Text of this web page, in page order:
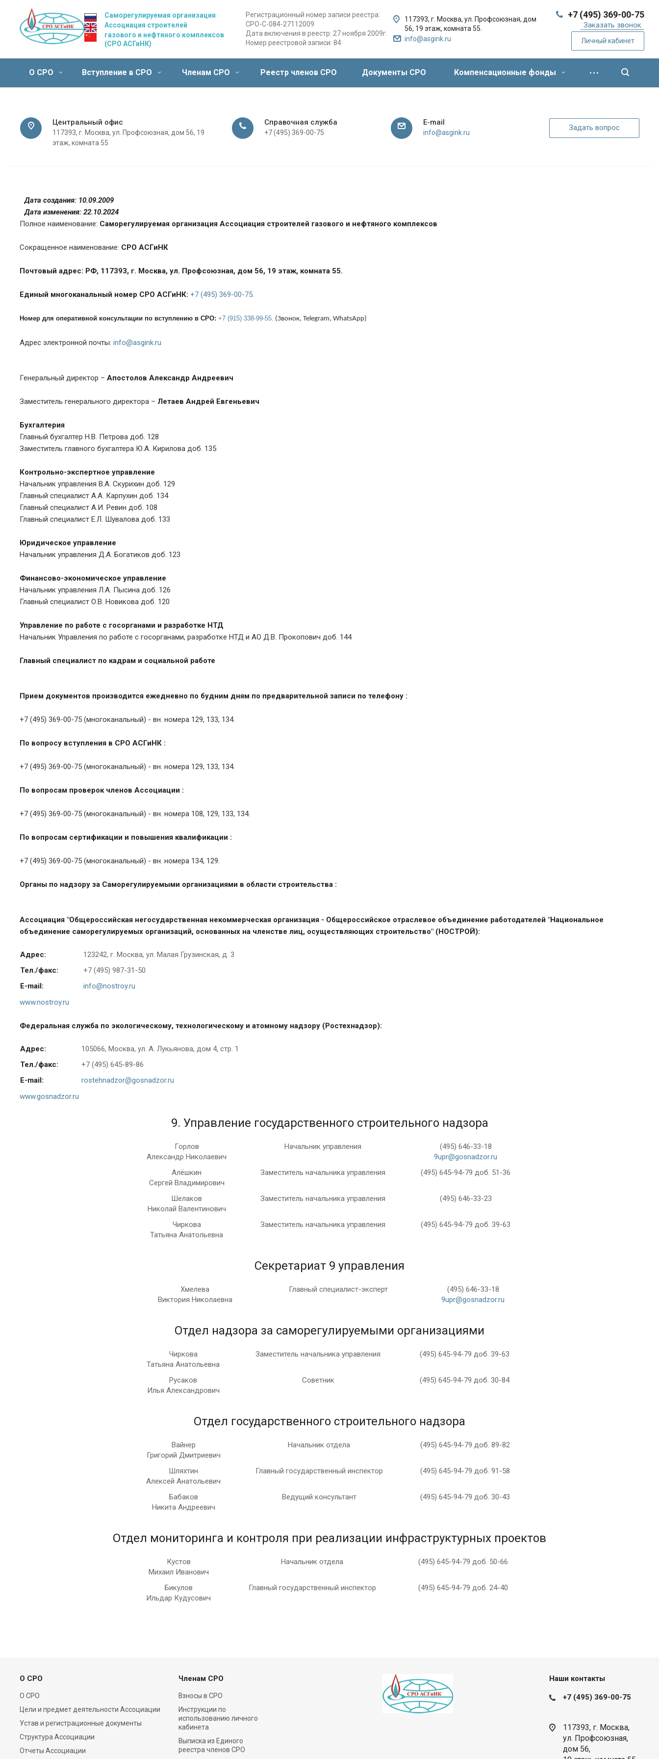
Саморегулируемая организация
Ассоциация строителей
газового и нефтяного комплексов
(СРО АСГиНК)
Регистрационный номер записи реестра:
СРО-С-084-27112009
Дата включения в реестр: 27 ноября 2009г.
Номер реестровой записи: 84
+7 (495) 369-00-75
Заказать звонок
Личный кабинет
117393, г. Москва, ул. Профсоюзная, дом
56, 19 этаж, комната 55.
info@asgink.ru
О СРО Вступление в СРО Членам СРО Реестр членов СРО Документы СРО Компенсационные фонды
Центральный офис
117393, г. Москва, ул. Профсоюзная, дом 56, 19
этаж, комната 55
Справочная служба
+7 (495) 369-00-75
E-mail
info@asgink.ru
Задать вопрос
Дата создания: 10.09.2009
Дата изменения: 22.10.2024
Полное наименование: Саморегулируемая организация Ассоциация строителей газового и нефтяного комплексов
Сокращенное наименование: СРО АСГиНК
Почтовый адрес: РФ, 117393, г. Москва, ул. Профсоюзная, дом 56, 19 этаж, комната 55.
Единый многоканальный номер СРО АСГиНК: +7 (495) 369-00-75.
Номер для оперативной консультации по вступлению в СРО: +7 (915) 338-99-55. (Звонок, Telegram, WhatsApp)
Адрес электронной почты: info@asgink.ru
Генеральный директор – Апостолов Александр Андреевич
Заместитель генерального директора – Летаев Андрей Евгеньевич
Бухгалтерия
Главный бухгалтер Н.В. Петрова доб. 128
Заместитель главного бухгалтера Ю.А. Кирилова доб. 135
Контрольно-экспертное управление
Начальник управления В.А. Скурихин доб. 129
Главный специалист А.А. Карпухин доб. 134
Главный специалист А.И. Ревин доб. 108
Главный специалист Е.Л. Шувалова доб. 133
Юридическое управление
Начальник управления Д.А. Богатиков доб. 123
Финансово-экономическое управление
Начальник управления Л.А. Пысина доб. 126
Главный специалист О.В. Новикова доб. 120
Управление по работе с госорганами и разработке НТД
Начальник Управления по работе с госорганами, разработке НТД и АО Д.В. Прокопович доб. 144
Главный специалист по кадрам и социальной работе
Прием документов производится ежедневно по будним дням по предварительной записи по телефону :
+7 (495) 369-00-75 (многоканальный) - вн. номера 129, 133, 134.
По вопросу вступления в СРО АСГиНК :
+7 (495) 369-00-75 (многоканальный) - вн. номера 129, 133, 134.
По вопросам проверок членов Ассоциации :
+7 (495) 369-00-75 (многоканальный) - вн. номера 108, 129, 133, 134.
По вопросам сертификации и повышения квалификации :
+7 (495) 369-00-75 (многоканальный) - вн. номера 134, 129.
Органы по надзору за Саморегулируемыми организациями в области строительства :
Ассоциация "Общероссийская негосударственная некоммерческая организация - Общероссийское отраслевое объединение работодателей "Национальное
объединение саморегулируемых организаций, основанных на членстве лиц, осуществляющих строительство" (НОСТРОЙ):
Адрес:
123242, г. Москва, ул. Малая Грузинская, д. 3
Тел./факс:
+7 (495) 987-31-50
E-mail:
info@nostroy.ru
www.nostroy.ru
Федеральная служба по экологическому, технологическому и атомному надзору (Ростехнадзор):
Адрес:
105066, Москва, ул. А. Лукьянова, дом 4, стр. 1
Тел./факс:
+7 (495) 645-89-86
E-mail:
rostehnadzor@gosnadzor.ru
www.gosnadzor.ru
9. Управление государственного строительного надзора
Горлов
Александр Николаевич
Начальник управления
(495) 646-33-18
9upr@gosnadzor.ru
Алёшкин
Сергей Владимирович
Заместитель начальника управления (495) 645-94-79 доб. 51-36
Шелаков
Николай Валентинович
Заместитель начальника управления (495) 646-33-23
Чиркова
Татьяна Анатольевна
Заместитель начальника управления (495) 645-94-79 доб. 39-63
Секретариат 9 управления
Хмелева
Виктория Николаевна
Главный специалист-эксперт
(495) 646-33-18
9upr@gosnadzor.ru
Отдел надзора за саморегулируемыми организациями
Чиркова
Татьяна Анатольевна
Заместитель начальника управления (495) 645-94-79 доб. 39-63
Русаков
Илья Александрович
Советник (495) 645-94-79 доб. 30-84
Отдел государственного строительного надзора
Вайнер
Григорий Дмитриевич
Начальник отдела (495) 645-94-79 доб. 89-82
Шляхтин
Алексей Анатольевич
Главный государственный инспектор (495) 645-94-79 доб. 91-58
Бабаков
Никита Андреевич
Ведущий консультант (495) 645-94-79 доб. 30-43
Отдел мониторинга и контроля при реализации инфраструктурных проектов
Кустов
Михаил Иванович
Начальник отдела (495) 645-94-79 доб. 50-66
Бикулов
Ильдар Кудусович
Главный государственный инспектор (495) 645-94-79 доб. 24-40
О СРО
О СРО
Цели и предмет деятельности Ассоциации
Устав и регистрационные документы
Структура Ассоциации
Отчеты Ассоциации
Членам СРО
Взносы в СРО
Инструкции по
использованию личного
кабинета
Выписка из Единого
реестра членов СРО
Наши контакты
+7 (495) 369-00-75
117393, г. Москва,
ул. Профсоюзная,
дом 56,